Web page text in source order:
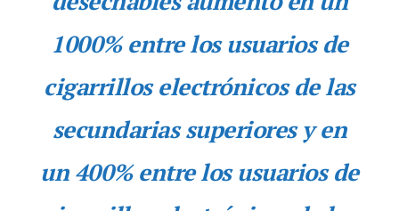
1000% entre los usuarios de
cigarrillos electrónicos de las
secundarias superiores y en
un 400% entre los usuarios de